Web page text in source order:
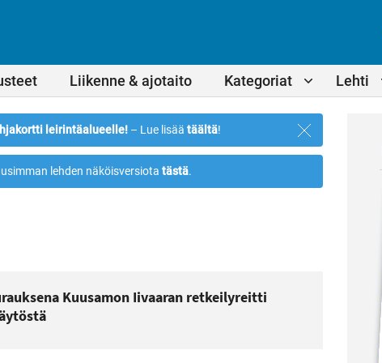
Liikenne & ajotaito Kategoriat Lehti
leirintäalueelle! – Lue lisää täältä!
Sulje
ilmoitus
lehden näköisversiota tästä.
Kuusamon Iivaaran retkeilyreitti